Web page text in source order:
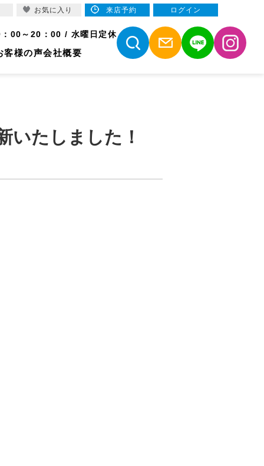
00～20：00 / 水曜日定休
客様の声会社概要
いたしました！
お気に入り 来店予約 ログイン